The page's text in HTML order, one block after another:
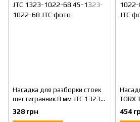
Насадка для разборки стоек
шестигранник 8 мм JTC 1323-
1022-68
328 грн
TORX
454